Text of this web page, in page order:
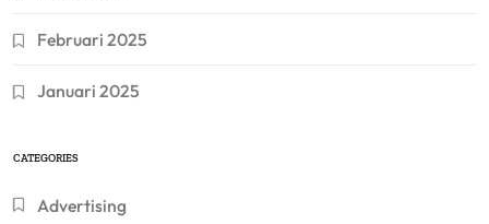
Februari 2025
Januari 2025
CATEGORIES
Advertising